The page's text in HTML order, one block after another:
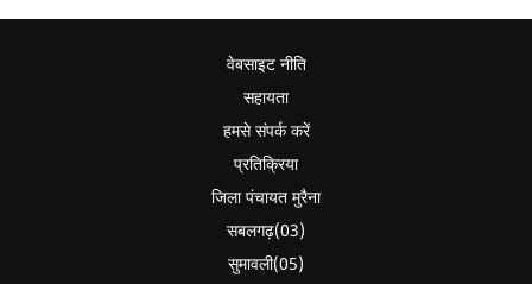
वेबसाइट नीति
सहायता
हमसे संपर्क करें
प्रतिक्रिया
जिला पंचायत मुरैना
सबलगढ़(03)
सुमावली(05)